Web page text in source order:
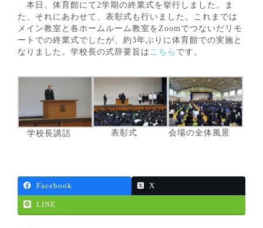
本日、体育館にて2学期の終業式を挙行しました。ま
た、それにあわせて、表彰式も行いました。これまでは
メイン教室と各ホームルーム教室をZoomでつないだリモ
ートでの終業式でしたが、約3年ぶりに体育館での実施と
なりました。学校長の式辞要旨は こちら です。
学校長講話 表彰式 会場の全体風景
Facebook X
LINE